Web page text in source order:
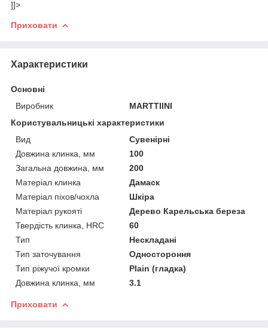
]]>
Приховати
Характеристики
Основні
Виробник
MARTTIINI
Користувальницькі характеристики
Вид
Сувенірні
Довжина клинка, мм
100
Загальна довжина, мм
200
Матеріал клинка
Дамаск
Матеріал піхов/чохла
Шкіра
Матеріал рукояті
Дерево Карельська береза
Твердість клинка, HRC
60
Тип
Нескладані
Тип заточування
Одностороння
Тип ріжучої кромки
Plain (гладка)
Довжина клинка, мм
3.1
Приховати